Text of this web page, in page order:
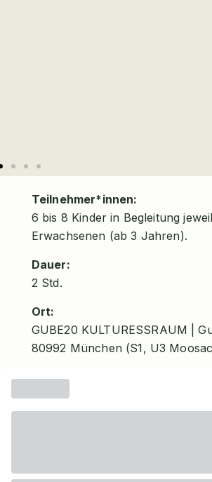
Teilnehmer*innen:
6 bis 8 Kinder in Begleitung
Erwachsenen (ab 3 Jahren).
Dauer:
2 Std.
Ort:
GUBE20 KULTURESSRAUM |
80992 München (S1, U3